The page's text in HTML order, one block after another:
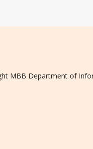
MBB Department of